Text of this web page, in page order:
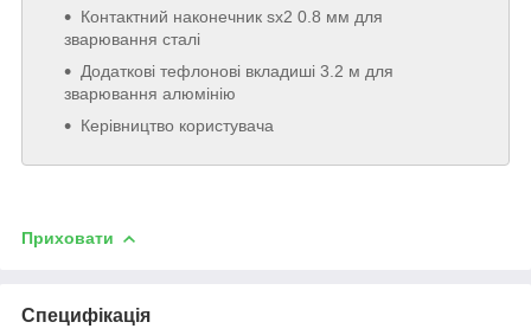
Контактний наконечник sx2 0.8 мм для
зварювання сталі
Додаткові тефлонові вкладиші 3.2 м для
зварювання алюмінію
Керівництво користувача
Приховати
Специфікація